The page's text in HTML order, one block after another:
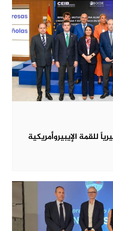
للقمة الإيبيروأمريكية